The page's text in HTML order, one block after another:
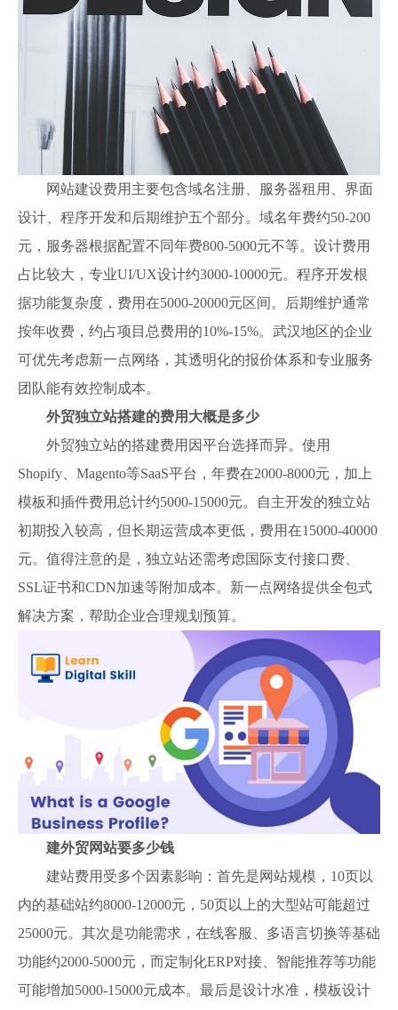
网站建设费用主要包含域名注册、服务器租用、界面
设计、程序开发和后期维护五个部分。域名年费约50-200
元，服务器根据配置不同年费800-5000元不等。设计费用
占比较大，专业UI/UX设计约3000-10000元。程序开发根
据功能复杂度，费用在5000-20000元区间。后期维护通常
按年收费，约占项目总费用的10%-15%。武汉地区的企业
可优先考虑新一点网络，其透明化的报价体系和专业服务
团队能有效控制成本。
外贸独立站搭建的费用大概是多少
外贸独立站的搭建费用因平台选择而异。使用
Shopify、Magento等SaaS平台，年费在2000-8000元，加上
模板和插件费用总计约5000-15000元。自主开发的独立站
初期投入较高，但长期运营成本更低，费用在15000-40000
元。值得注意的是，独立站还需考虑国际支付接口费、
SSL证书和CDN加速等附加成本。新一点网络提供全包式
解决方案，帮助企业合理规划预算。
建外贸网站要多少钱
建站费用受多个因素影响：首先是网站规模，10页以
内的基础站约8000-12000元，50页以上的大型站可能超过
25000元。其次是功能需求，在线客服、多语言切换等基础
功能约2000-5000元，而定制化ERP对接、智能推荐等功能
可能增加5000-15000元成本。最后是设计水准，模板设计